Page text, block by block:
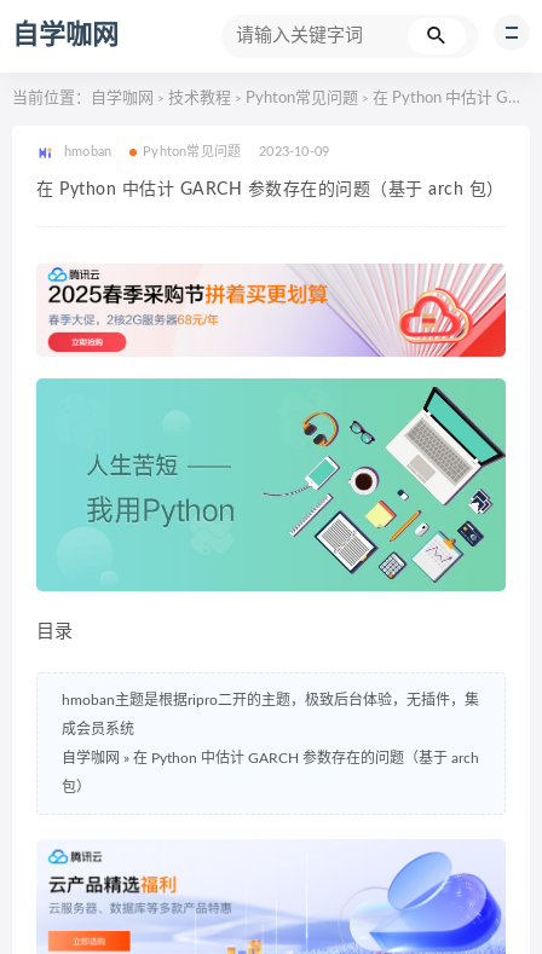
自学咖网
当前位置： 自学咖网 > 技术教程 > Pyhton常见问题 > 在 Python 中估计 GARCH 参数存在的问题（基于 arch 包）
hmoban Pyhton常见问题 2023-10-09
在 Python 中估计 GARCH 参数存在的问题（基于 arch 包）
目录
hmoban主题是根据ripro二开的主题，极致后台体验，无插件，集
成会员系统
自学咖网 » 在 Python 中估计 GARCH 参数存在的问题（基于 arch
包）